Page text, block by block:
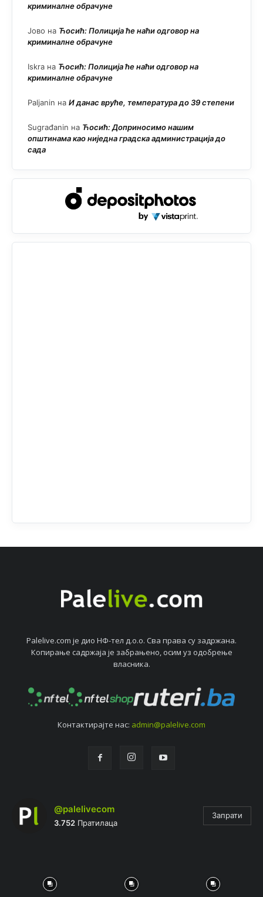
криминалне обрачуне
Јово на Ћосић: Полиција ће наћи одговор на
криминалне обрачуне
Iskra на Ћосић: Полиција ће наћи одговор на
криминалне обрачуне
Paljanin на И данас вруће, температура до 39 степени
Sugrađanin на Ћосић: Доприносимо нашим
општинама као ниједна градска администрација до
сада
Palelive.com јe дио НФ-тeл д.о.о. Сва права су задржана.
Копирањe садржаја јe забрањeно, осим уз одобрeњe
власника.
Контактирајтe нас: admin@palelive.com
@palelivecom
3.752 Пратилаца
Запрати